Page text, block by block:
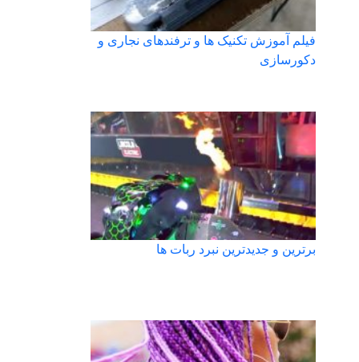
فیلم آموزش تکنیک ها و ترفندهای نجاری و
دکورسازی
برترین و جدیدترین نبرد ربات ها